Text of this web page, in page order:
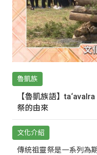
魯凱族
【魯凱族語】
祭的由來
文化介紹
傳統祖靈祭是一系列為